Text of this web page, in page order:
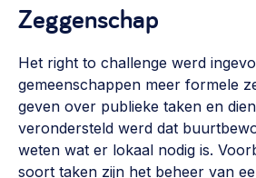
Werken aan de wijk, ABCD, WijkWijzer
Weerbare gemeenschappen
Voorbereiden op crisis,
ontmoetingsplekken >
Buurtenergie
Energiecollectieven, buurt
Zeggenschap
Het right to challenge werd
gemeenschappen meer formele
geven over publieke taken en
verondersteld werd dat
weten wat er lokaal nodig is.
soort taken zijn het beheer van